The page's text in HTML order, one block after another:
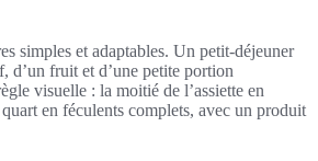
simples et adaptables. Un petit-déjeuner
d’un fruit et d’une petite portion
visuelle : la moitié de l’assiette en
en féculents complets, avec un produit